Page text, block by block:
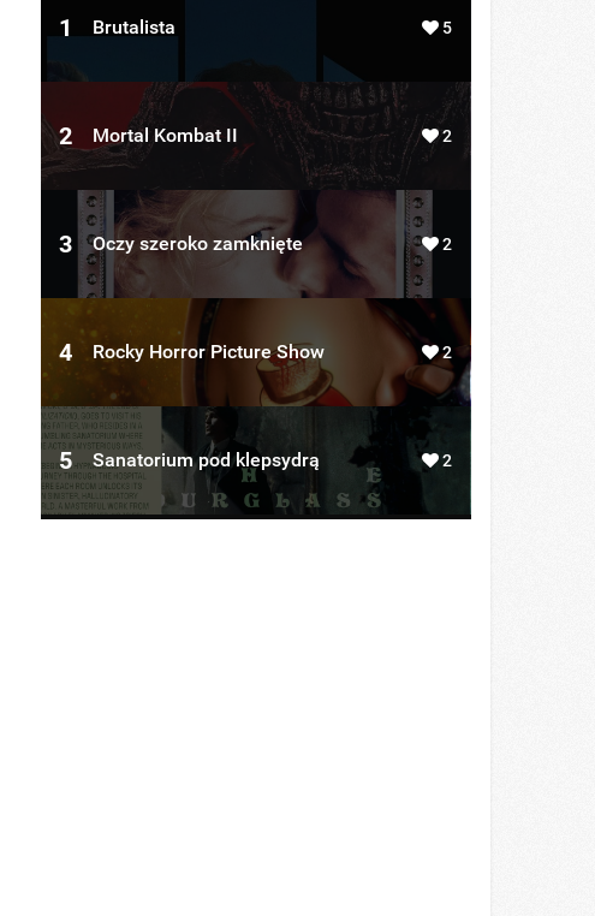
1 Brutalista 5
2 Mortal Kombat II 2
3 Oczy szeroko zamknięte 2
4 Rocky Horror Picture Show 2
5 Sanatorium pod klepsydrą 2